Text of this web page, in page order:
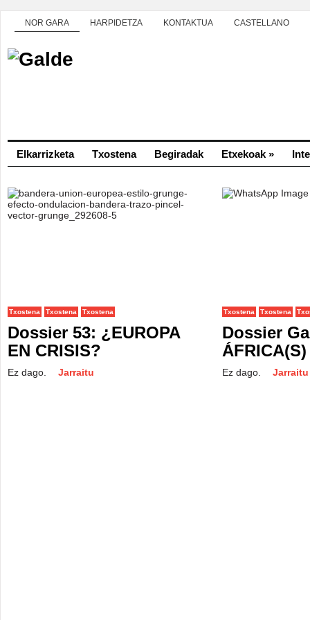
NOR GARA HARPIDETZA KONTAKTUA CASTELLANO
Elkarrizketa Txostena Begiradak Etxekoak »
Txostena Txostena Txostena
Dossier 53: ¿EUROPA
EN CRISIS?
Ez dago. Jarraitu
Txostena Txostena
Dossier
ÁFRICA(S)
Ez dago. Jarraitu